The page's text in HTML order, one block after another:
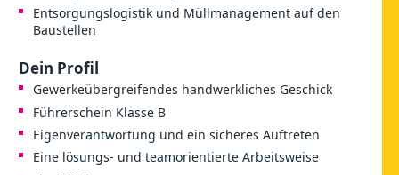
Entsorgungslogistik und Müllmanagement auf den
Baustellen
Dein Profil
Gewerkeübergreifendes handwerkliches Geschick
Führerschein Klasse B
Eigenverantwortung und ein sicheres Auftreten
Eine lösungs- und teamorientierte Arbeitsweise